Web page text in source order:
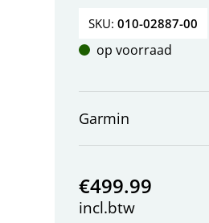
SKU:010-02887-00
op voorraad
Garmin
€499.99
incl.btw